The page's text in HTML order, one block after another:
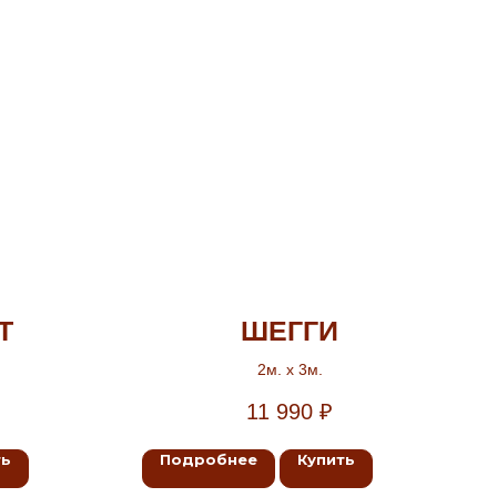
ШЕГГИ
2м. х 3м.
11 990 ₽
Подробнее Купить